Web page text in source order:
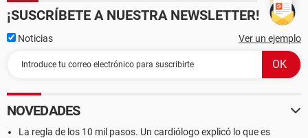
¡SUSCRÍBETE A NUESTRA NEWSLETTER!
Noticias Ver un ejemplo
NOVEDADES
La regla de los 10 mil pasos. Un cardiólogo explicó lo que es